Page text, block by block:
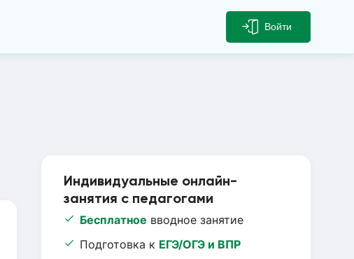
Войти
Индивидуальные онлайн-
занятия с педагогами
Бесплатное вводное занятие
Подготовка к ЕГЭ/ОГЭ и ВПР